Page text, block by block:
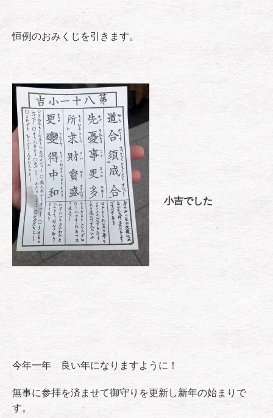
恒例のおみくじを引きます。
小吉でした
今年一年 良い年になりますように！
無事に参拝を済ませて御守りを更新し新年の始まりで
す。